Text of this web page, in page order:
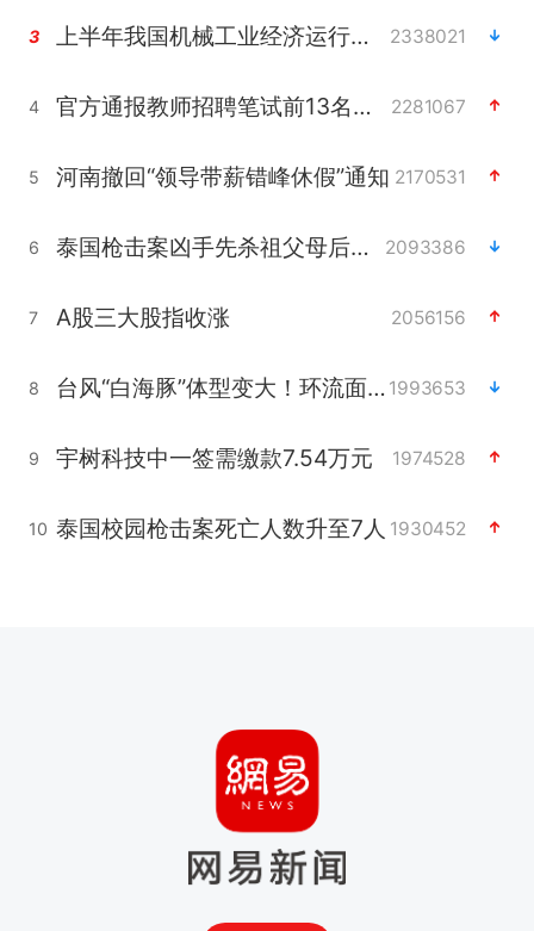
3 上半年我国机械工业经济运行稳中有进 2338021
4 官方通报教师招聘笔试前13名被淘汰 2281067
5 河南撤回“领导带薪错峰休假”通知 2170531
6 泰国枪击案凶手先杀祖父母后行凶 2093386
7 A股三大股指收涨 2056156
8 台风“白海豚”体型变大！环流面积接近13个浙江那么大 1993653
9 宇树科技中一签需缴款7.54万元 1974528
10 泰国校园枪击案死亡人数升至7人 1930452